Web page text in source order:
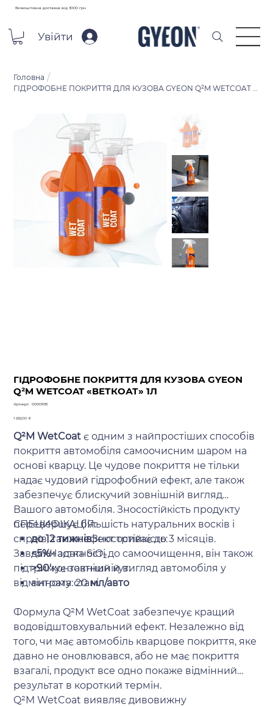
Безкоштовна доставка від 3000 грн
Увійти
Головна /
ГІДРОФОБНЕ ПОКРИТТЯ ДЛЯ КУЗОВА GYEON
Q²M WETCOAT «ВЕТКОАТ» 1Л
Артикул:
Артикул
0000955
Ціна
1 222,00 ₴
Q²M WetCoat є одним з найпростіших способів
покриття автомобіля самоочисним шаром на
основі кварцу. Це чудове покриття не тільки
надає чудовий гідрофобний ефект, але також
забезпечує блискучий зовнішній вигляд
Вашого автомобіля. Зносостійкість продукту
перевершує більшість натуральних восків і
спреїв, так як ефект триває до 3 місяців.
Завдяки здатності до самоочищення, він також
підтримує зовнішній вигляд автомобіля у
відмінному стані.
СПЕЦИФІКАЦІЯ:
до 12 тижнівЗносостійкість:
<5%Частка SiO₂
>90'контактний кут:
витрата: 20мл/авто
Формула Q²M WetCoat забезпечує кращий
водовідштовхувальний ефект. Незалежно від
того, чи має автомобіль кварцове покриття, яке
давно не оновлювався, або не має покриття
взагалі, продукт все одно покаже відмінний
результат в короткий термін.
Q²M WetCoat виявляє дивовижну